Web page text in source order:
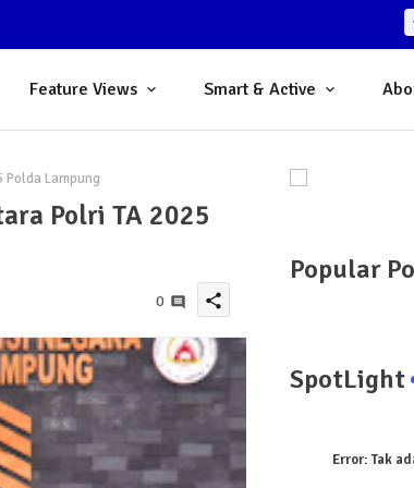
Feature Views Smart & Active
Polda Lampung
Polri TA 2025
0 share
Popular
SpotLight
Error:Tak